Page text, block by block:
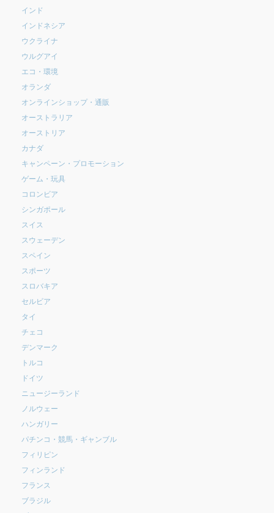
インド
インドネシア
ウクライナ
ウルグアイ
エコ・環境
オランダ
オンラインショップ・通販
オーストラリア
オーストリア
カナダ
キャンペーン・プロモーション
ゲーム・玩具
コロンビア
シンガポール
スイス
スウェーデン
スペイン
スポーツ
スロバキア
セルビア
タイ
チェコ
デンマーク
トルコ
ドイツ
ニュージーランド
ノルウェー
ハンガリー
パチンコ・競馬・ギャンブル
フィリピン
フィンランド
フランス
ブラジル